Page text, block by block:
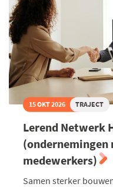
15 OKT 2026 TRAJECT
Lerend Netwerk
(ondernemingen
medewerkers)
Samen sterker